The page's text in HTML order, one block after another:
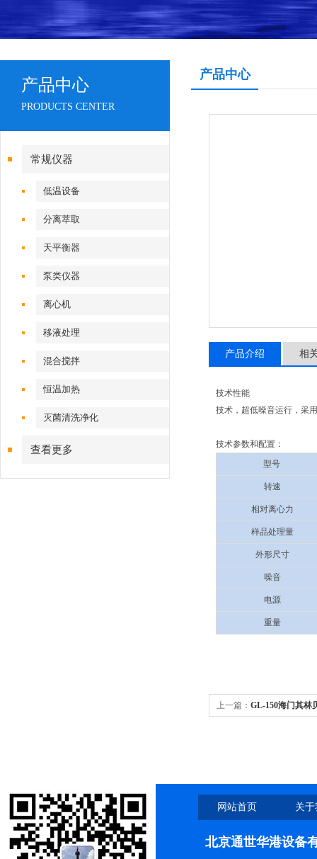
产品中心
PRODUCTS CENTER
常规仪器
低温设备
分离萃取
天平衡器
泵类仪器
离心机
移液处理
混合搅拌
恒温加热
灭菌清洗净化
查看更多
产品中心
产品介绍 相
技术性能
技术，超低噪音运行，采
技术参数和配置：
型号
转速
相对离心力
样品处理量
外形尺寸
噪音
电源
重量
上一篇： GL-150海门其林
网站首页 关
北京通世华港设备